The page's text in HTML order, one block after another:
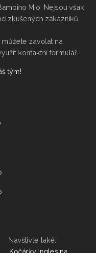
Mio. Nejsou však
zkušených zákazníků
zavolat na
kontaktní formulář.
tým!
také: